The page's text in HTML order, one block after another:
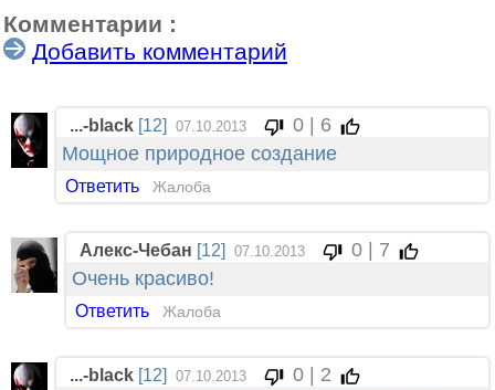
Комментарии :
Добавить комментарий
...-black [12] 07.10.2013
0 | 6
Мощное природное создание
Ответить Жалоба
Алекс-Чебан [12] 07.10.2013
0 | 7
Очень красиво!
Ответить Жалоба
...-black [12] 07.10.2013
0 | 2